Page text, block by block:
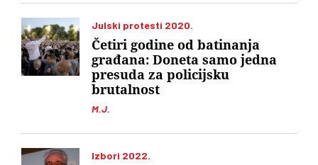
Julski protesti 2020.
M.J.
Četiri godine od batinanja
građana: Doneta samo jedna
presuda za policijsku
brutalnost
Izbori 2022.